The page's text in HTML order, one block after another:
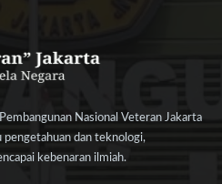
Nasional Veteran Jakarta
dan teknologi,
kebenaran ilmiah.